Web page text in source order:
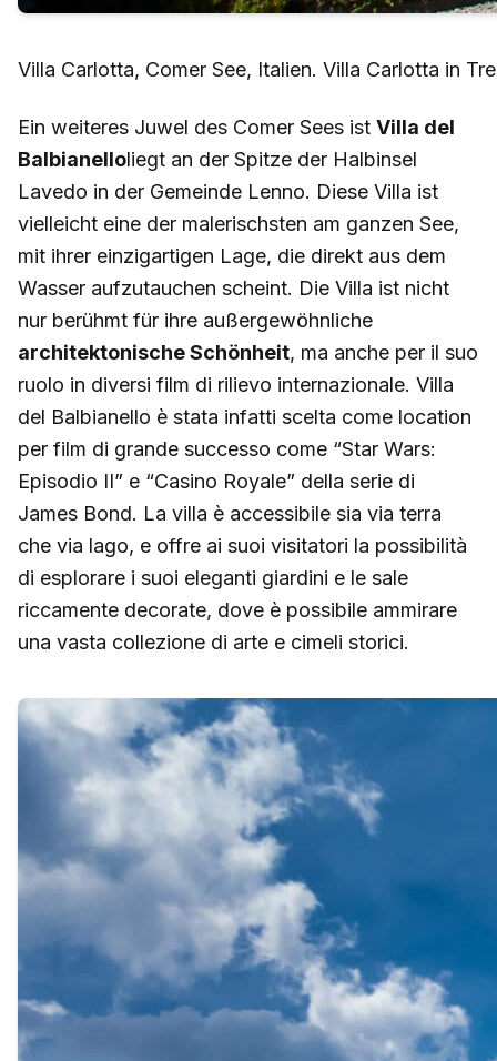
Villa Carlotta, Comer See, Italien. Villa Carlotta in
Ein weiteres Juwel des Comer Sees ist Villa del
Balbianelloliegt an der Spitze der Halbinsel
Lavedo in der Gemeinde Lenno. Diese Villa ist
vielleicht eine der malerischsten am ganzen See,
mit ihrer einzigartigen Lage, die direkt aus dem
Wasser aufzutauchen scheint. Die Villa ist nicht
nur berühmt für ihre außergewöhnliche
architektonische Schönheit, ma anche per il suo
ruolo in diversi film di rilievo internazionale. Villa
del Balbianello è stata infatti scelta come location
per film di grande successo come “Star Wars:
Episodio II” e “Casino Royale” della serie di
James Bond. La villa è accessibile sia via terra
che via lago, e offre ai suoi visitatori la possibilità
di esplorare i suoi eleganti giardini e le sale
riccamente decorate, dove è possibile ammirare
una vasta collezione di arte e cimeli storici.